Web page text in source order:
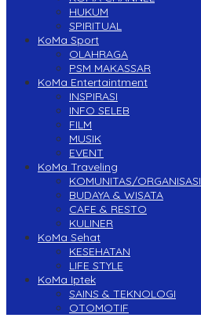
HUKUM
SPIRITUAL
KoMa Sport
OLAHRAGA
PSM MAKASSAR
KoMa Entertaintment
INSPIRASI
INFO SELEB
FILM
MUSIK
EVENT
KoMa Traveling
KOMUNITAS/ORGANISASI
BUDAYA & WISATA
CAFE & RESTO
KULINER
KoMa Sehat
KESEHATAN
LIFE STYLE
KoMa Iptek
SAINS & TEKNOLOGI
OTOMOTIF